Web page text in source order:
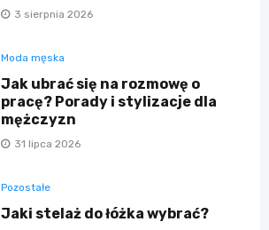
3 sierpnia 2026
Moda męska
Jak ubrać się na rozmowę o
pracę? Porady i stylizacje dla
mężczyzn
31 lipca 2026
Pozostałe
Jaki stelaż do łóżka wybrać?